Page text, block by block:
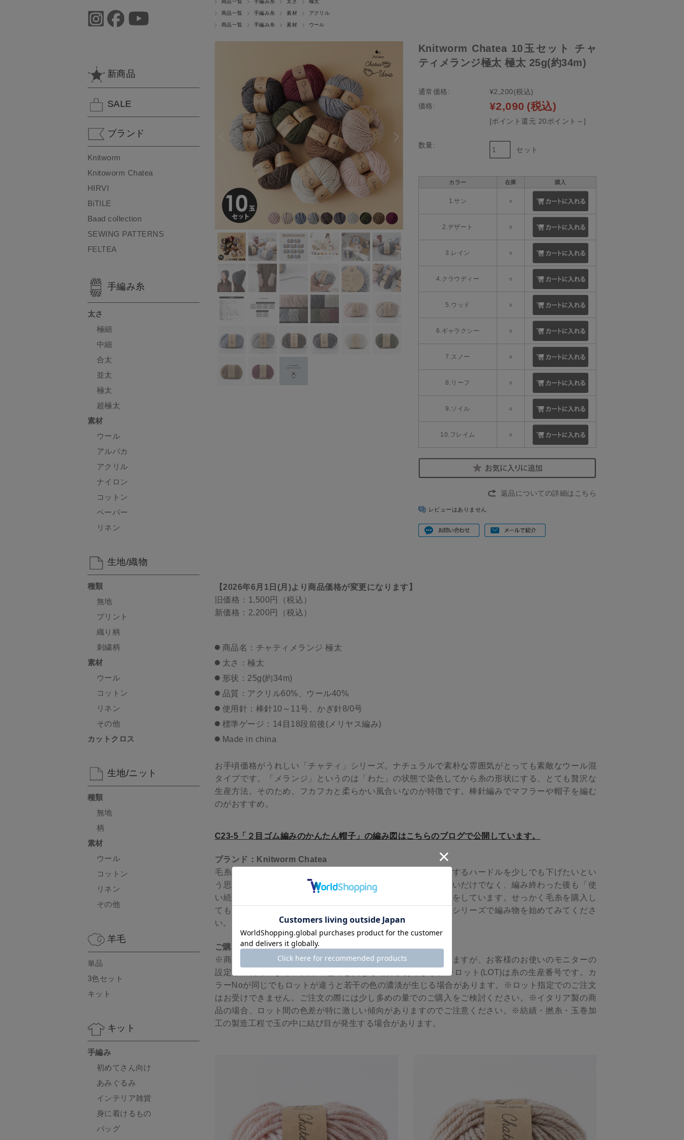
商品一覧 手編み糸 太さ 極太
商品一覧 手編み糸 素材 アクリル
商品一覧 手編み糸 素材 ウール
Knitworm Chatea 10玉セット チャ
ティメランジ極太 極太 25g(約34m)
通常価格: ¥2,200(税込)
価格:
¥2,090 (税込)
[ポイント還元 20ポイント～]
数量:
セット
カラー 在庫 購入
1.サン ○
2.デザート ○
3.レイン ○
4.クラウディー ○
5.ウッド ○
6.ギャラクシー ○
7.スノー ○
8.リーフ ○
9.ソイル ○
10.フレイム ○
返品についての詳細はこちら
レビューはありません
【2026年6月1日(月)より商品価格が変更になります】
旧価格：1,500円（税込）
新価格：2,200円（税込）
商品名：チャティメランジ 極太
太さ：極太
形状：25g(約34m)
品質：アクリル60%、ウール40%
使用針：棒針10～11号、かぎ針8/0号
標準ゲージ：14目18段前後(メリヤス編み)
Made in china
お手頃価格がうれしい「チャティ」シリーズ。ナチュラルで素朴な雰囲気がとっても素敵なウール混
タイプです。「メランジ」というのは「わた」の状態で染色してから糸の形状にする、とても贅沢な
生産方法。そのため、フカフカと柔らかい風合いなのが特徴です。棒針編みでマフラーや帽子を編む
のがおすすめ。
C23-5「２目ゴム編みのかんたん帽子」の編み図はこちらのブログで公開しています。
ブランド：Knitworm Chatea
毛糸「チャティ」シリーズは、編み物初心者さんが毛糸を購入するハードルを少しでも下げたいとい
う思いから、とってもお手頃価格でご用意しました。ただお安いだけでなく、編み終わった後も「使
い続けたい」と思えるような色と風合いにこだわって商品企画をしています。せっかく毛糸を購入し
ても完成させる自信がない方、ぜひ一度お気軽に「チャティ」シリーズで編み物を始めてみてくださ
い。
ご購入前にご確認ください
※商品写真はできる限り実物の色に近づけるよう心掛けておりますが、お客様のお使いのモニターの
設定や環境等により、実際の色味と異なる場合があります。※ロット(LOT)は糸の生産番号です。カ
ラーNoが同じでもロットが違うと若干の色の濃淡が生じる場合があります。※ロット指定でのご注文
はお受けできません。ご注文の際には少し多めの量でのご購入をご検討ください。※イタリア製の商
品の場合、ロット間の色差が特に激しい傾向がありますのでご注意ください。※紡績・撚糸・玉巻加
工の製造工程で玉の中に結び目が発生する場合があります。
新商品
SALE
ブランド
Knitworm
Knitoworm Chatea
HIRVI
BiTILE
Baad collection
SEWING PATTERNS
FELTEA
手編み糸
太さ
極細
中細
合太
並太
極太
超極太
素材
ウール
アルパカ
アクリル
ナイロン
コットン
ペーパー
リネン
生地/織物
種類
無地
プリント
織り柄
刺繍柄
素材
ウール
コットン
リネン
その他
カットクロス
生地/ニット
種類
無地
柄
素材
ウール
コットン
リネン
その他
羊毛
単品
3色セット
キット
キット
手編み
初めてさん向け
あみぐるみ
インテリア雑貨
身に着けるもの
バッグ